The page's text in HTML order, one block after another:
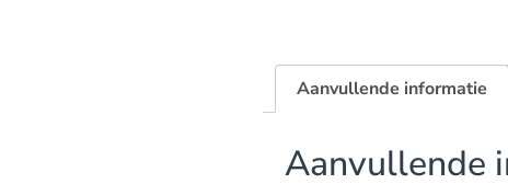
Aanvullende informatie
Aanvullende